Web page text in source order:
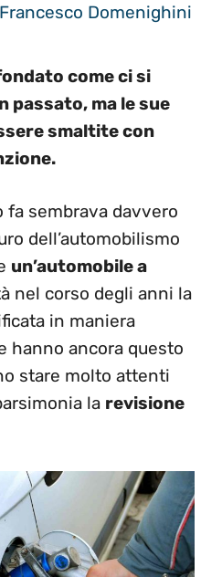
Francesco Domenighini
come ci si
passato, ma le sue
smaltite con
fa sembrava davvero
dell’automobilismo
un’automobile a
nel corso degli anni la
in maniera
hanno ancora questo
stare molto attenti
la revisione